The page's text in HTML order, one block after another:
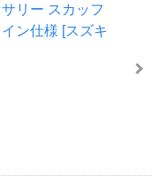
リー スカッフ
ン仕様 [スズキ